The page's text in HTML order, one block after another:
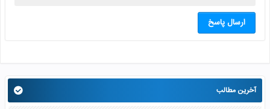
ارسال پاسخ
آخرین مطالب